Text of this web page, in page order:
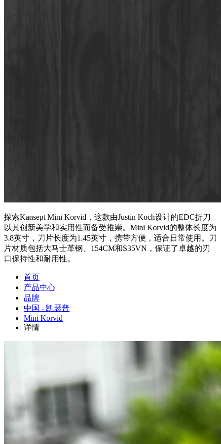
探索Kansept Mini Korvid，这款由Justin Koch设计的EDC折刀
以其创新美学和实用性而备受推崇。Mini Korvid的整体长度为
3.8英寸，刀片长度为1.45英寸，携带方便，适合日常使用。刀
片材质包括大马士革钢、154CM和S35VN，保证了卓越的刃
口保持性和耐用性。
首页
产品中心
品牌
中国 - 凯瑟普
Mini Korvid
详情